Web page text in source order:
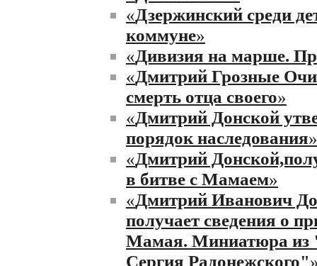
«Дзержинский среди
коммуне»
«Дивизия на марше.
«Дмитрий Грозные Очи
смерть отца своего»
«Дмитрий Донской
порядок наследования»
«Дмитрий
в битве с Мамаем»
«Дмитрий Иванович
получает сведения о
Мамая. Миниатюра
Сергия Радонежского"